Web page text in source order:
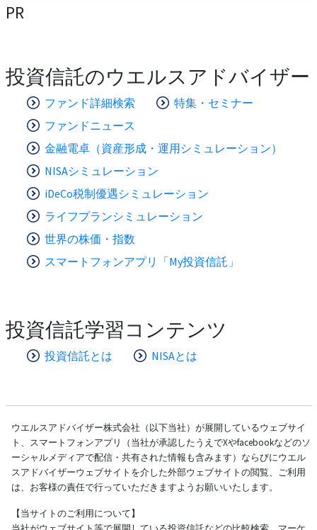
PR
投資信託のウエルスアドバイザー
ファンド詳細検索
特集・セミナー
ファンドニュース
金融電卓（資産形成・運用シミュレーション）
NISAシミュレーション
iDeCo税制優遇シミュレーション
ライフプランシミュレーション
世界の株価・指数
スマートフォンアプリ「My投資信託」
投資信託学習コンテンツ
投資信託とは NISAとは
ウエルスアドバイザー株式会社（以下当社）が展開しているウェブサイ
ト、スマートフォンアプリ（当社が承認したうえでXやfacebookなどのソ
ーシャルメディアで配信・共有された情報も含みます）ならびにウエル
スアドバイザーウェブサイトを介した外部ウェブサイトの閲覧、ご利用
は、お客様の責任で行っていただきますようお願いいたします。
【当サイトのご利用について】